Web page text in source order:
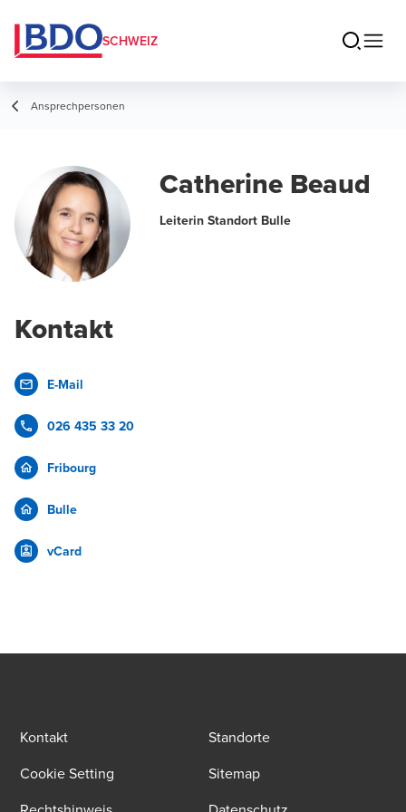
SCHWEIZ
Ansprechpersonen
Catherine Beaud
Leiterin Standort Bulle
Kontakt
E-Mail
026 435 33 20
Fribourg
Bulle
vCard
Kontakt
Standorte
Cookie Setting
Sitemap